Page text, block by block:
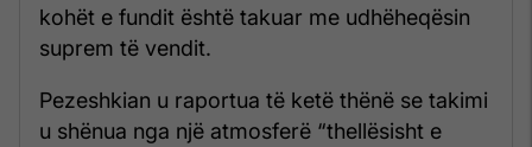
kohët e fundit është takuar me udhëheqësin
suprem të vendit.
Pezeshkian u raportua të ketë thënë se takimi
u shënua nga një atmosferë “thellësisht e